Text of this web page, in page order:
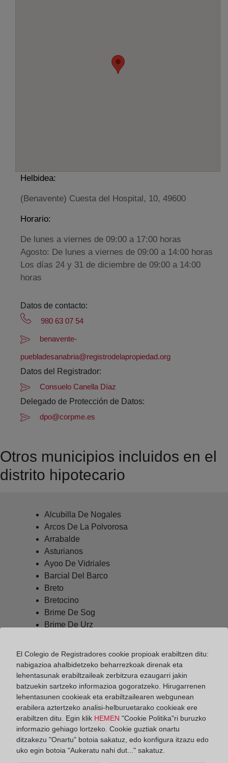
Helbidea:
(Benavente) Cuesta del Hospital, 10, 49600
Horario:
De lunes a viernes de 09:00 a 17:00 horas
Agosto: De lunes a viernes de 09:00 a 14:00 horas
Los días 24 y 31 de diciembre de 09:00 a 14:00
horas
Datos de contacto:
980 63 07 54
benavente-
puebladesanabria@registrodelapropiedad.org
Datos del Registrador:
Consuelo Canella Díaz
Delegado de Protección de Datos:
dpo@corpme.es
Otros municipios incluidos en el
distrito hipotecario
Alcubilla De Nogales
Arcos De La Polvorosa
Arrabalde
Asturianos
Ayoo De Vidriales
Barcial Del Barco
Breto
Bretocino
Brime De Sog
Brime De Urz
Camarzana De Tera
Castrogonzalo
Cernadilla
Cobreros
Coomonte
Cubo De Benavente
Espadañedo
Fresno De La Polvorosa
El Colegio de Registradores cookie propioak erabiltzen ditu:
nabigazioa ahalbidetzeko beharrezkoak direnak eta
lehentasunak erabiltzaileak zerbitzura ezaugarri jakin
batzuekin sartzeko informazioa gogoratzeko. Hirugarrenen
lehentasunen cookieak eta erabiltzailearen webgunean
erabilera aztertzeko analisi-helburuetarako cookieak ere
erabiltzen ditu. Egin klik HEMEN "Cookie Politika"ri buruzko
informazio gehiago lortzeko. Cookie guztiak onartu
ditzakezu "Onartu" botoia sakatuz, edo konfigura itzazu edo
uko egin botoia "Aukeratu nahi dut..." sakatuz.